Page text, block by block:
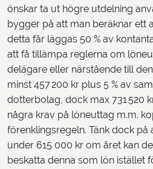
önskar ta ut högre utdelning
bygger på att man beräknar ett
detta får läggas 50 % av
att få tillämpa reglerna om
delägare eller närstående till
minst 457 200 kr plus 5 % av
dotterbolag, dock max 731 520
några krav på löneuttag m.m.
förenklingsregeln. Tänk dock
under 615 000 kr om året kan
beskatta denna som lön istället